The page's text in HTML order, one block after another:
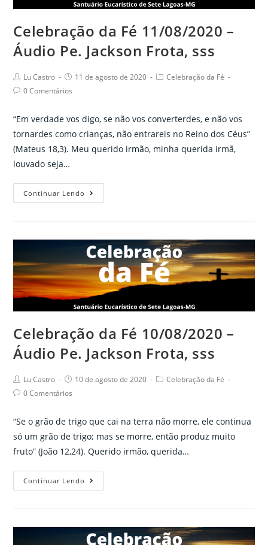
22
agosto
Celebração da Fé 11/08/2020 –
Áudio Pe. Jackson Frota, sss
Post
author:
Lu Castro
Post
published:
11 de agosto de 2020
PostCelebração da Fé
Post0 Comentários
“Em verdade vos digo, se não vos converterdes, e não vos
tornardes como crianças, não entrareis no Reino dos Céus”
(Mateus 18,3). Meu querido irmão, minha querida irmã,
louvado seja…
Continuar Lendo
da
–
Áudio
Pe.
Jackson
Frota,
Celebração da Fé 10/08/2020 –
Áudio Pe. Jackson Frota, sss
Post
author:
Lu Castro
Post
published:
10 de agosto de 2020
PostCelebração da Fé
Post0 Comentários
“Se o grão de trigo que cai na terra não morre, ele continua
só um grão de trigo; mas se morre, então produz muito
fruto” (João 12,24). Querido irmão, querida…
Continuar Lendo
da
–